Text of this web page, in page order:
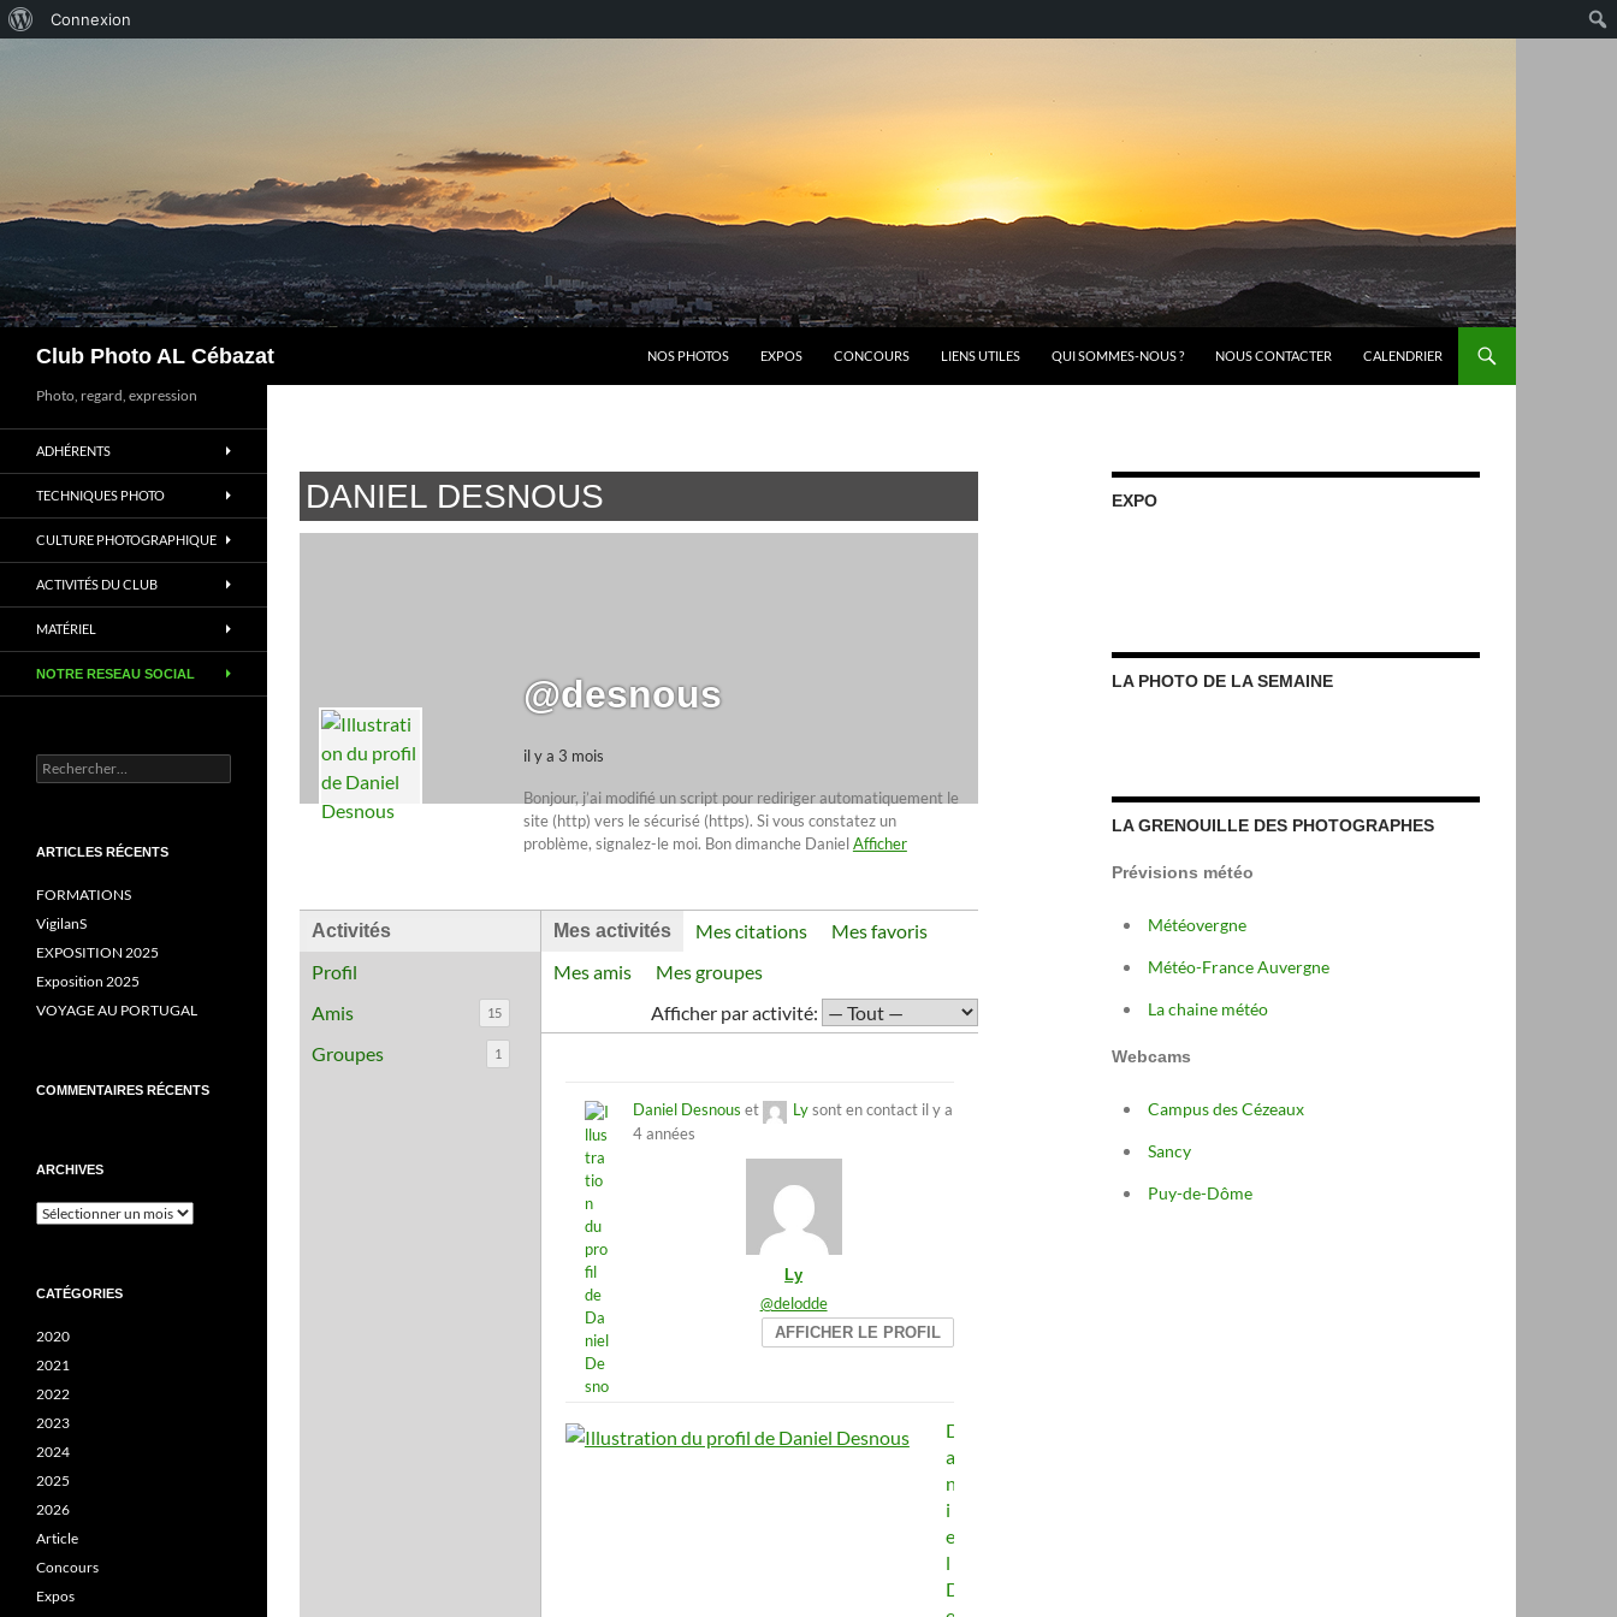
Connexion
Club Photo AL Cébazat NOS PHOTOS EXPOS CONCOURS LIENS UTILES QUI SOMMES-NOUS ? NOUS CONTACTER CALENDRIER
DANIEL DESNOUS
@desnous
il y a 3 mois
Bonjour, j’ai modifié un script pour rediriger automatiquement le
site (http) vers le sécurisé (https). Si vous constatez un
problème, signalez-le moi. Bon dimanche DanielAfficher
Activités
Profil
Amis
15
Groupes 1
Mes activités Mes citations
Mes favoris
Mes amis
Mes groupes
Afficher par activité:
Daniel Desnous et Lysont en contact il y a
4 années
Ly
@delodde
AFFICHER LE PROFIL
D
a
n
i
e
l
D
EXPO
LA PHOTO DE LA SEMAINE
LA GRENOUILLE DES PHOTOGRAPHES
Prévisions météo
Météovergne
Météo-France Auvergne
La chaine météo
Webcams
Campus des Cézeaux
Sancy
Puy-de-Dôme
Photo, regard, expression
ADHÉRENTS
TECHNIQUES PHOTO
CULTURE PHOTOGRAPHIQUE
ACTIVITÉS DU CLUB
MATÉRIEL
NOTRE RESEAU SOCIAL
Rechercher :
ARTICLES RÉCENTS
FORMATIONS
VigilanS
EXPOSITION 2025
Exposition 2025
VOYAGE AU PORTUGAL
COMMENTAIRES RÉCENTS
ARCHIVES
Archives
CATÉGORIES
2020
2021
2022
2023
2024
2025
2026
Article
Concours
Expos